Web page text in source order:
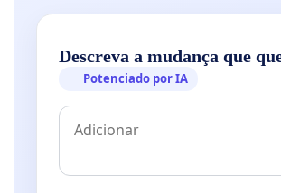
Descreva a mudança que
Potenciado por IA